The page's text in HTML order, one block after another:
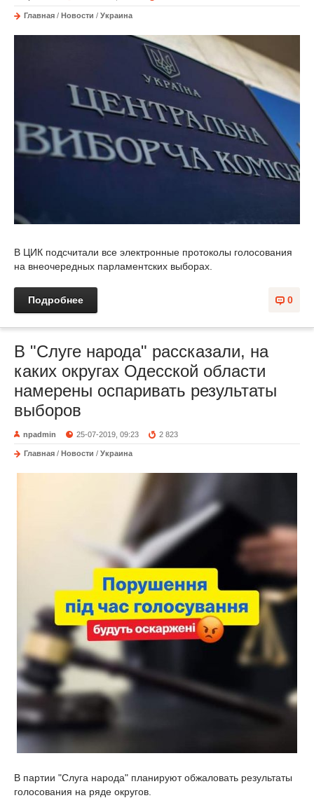
Главная / Новости / Украина
В ЦИК подсчитали все электронные протоколы голосования
на внеочередных парламентских выборах.
0
Подробнее
В "Слуге народа" рассказали, на
каких округах Одесской области
намерены оспаривать результаты
выборов
npadmin 25-07-2019, 09:23 2 823
Главная / Новости / Украина
В партии "Слуга народа" планируют обжаловать результаты
голосования на ряде округов.